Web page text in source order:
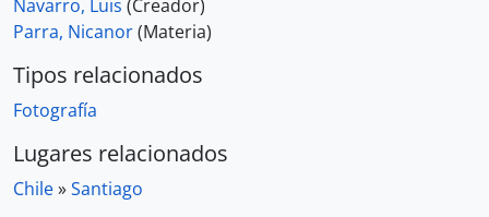
Navarro, Luis (Creador)
Parra, Nicanor(Materia)
Tipos relacionados
Fotografía
Lugares relacionados
Chile»Santiago